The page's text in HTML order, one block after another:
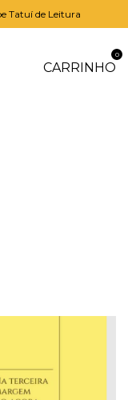
Tatuí de Leitura
CARRINHO
0